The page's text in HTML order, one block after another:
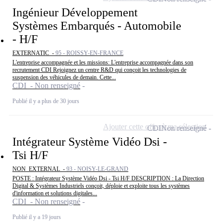
Ingénieur Développement
Systèmes Embarqués - Automobile
- H/F
EXTERNATIC - 95 - ROISSY-EN-FRANCE
L'entreprise accompagnée et les missions: L'entreprise accompagnée dans son
recrutement CDI Rejoignez un centre R&D qui conçoit les technologies de
suspension des véhicules de demain. Cette...
CDI - Non renseigné
Publié il y a plus de 30 jours
Intégrateur Système Vidéo Dsi -
Tsi H/F
NON_EXTERNAL - 93 - NOISY-LE-GRAND
POSTE : Intégrateur Système Vidéo Dsi - Tsi H/F DESCRIPTION : La Direction
Digital & Systèmes Industriels conçoit, déploie et exploite tous les systèmes
d'information et solutions digitales...
CDI - Non renseigné
Publié il y a 19 jours
CDINon renseigné
Ajouter cette offre à ma sélection